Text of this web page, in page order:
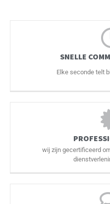
SNELLE
Elke seconde telt
wij zijn gecertificeerd